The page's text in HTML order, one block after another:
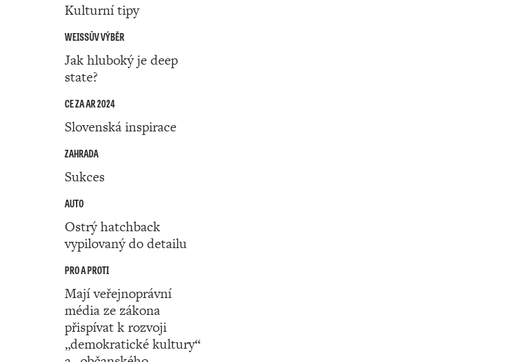
Kulturní tipy
WEISSŮV VÝBĚR
Jak hluboký je deep
state?
CE ZA AR 2024
Slovenská inspirace
ZAHRADA
Sukces
AUTO
Ostrý hatchback
vypilovaný do detailu
PRO A PROTI
Mají veřejnoprávní
média ze zákona
přispívat k rozvoji
„demokratické kultury“